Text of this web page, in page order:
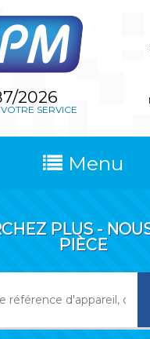
2026
SERVICE
Menu
PLUS -
PIÈCE